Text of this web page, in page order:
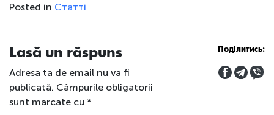
Posted in Статті
Lasă un răspuns
Adresa ta de email nu va fi
publicată. Câmpurile obligatorii
sunt marcate cu *
Поділитись: